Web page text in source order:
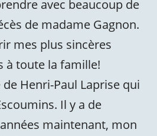
avec beaucoup de
de madame Gagnon.
mes plus sincères
à toute la famille!
de Henri-Paul Laprise qui
Il y a de
maintenant, mon